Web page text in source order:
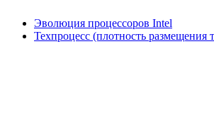
Эволюция процессоров Intel
Техпроцесс (плотность размещения